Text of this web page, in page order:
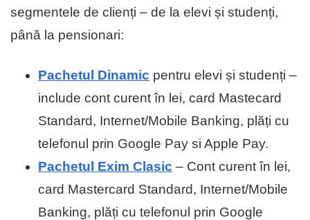
segmentele de clienți – de la elevi și studenți,
până la pensionari:
Pachetul Dinamic pentru elevi și studenți –
include cont curent în lei, card Mastecard
Standard, Internet/Mobile Banking, plăți cu
telefonul prin Google Pay si Apple Pay.
Pachetul Exim Clasic – Cont curent în lei,
card Mastercard Standard, Internet/Mobile
Banking, plăți cu telefonul prin Google